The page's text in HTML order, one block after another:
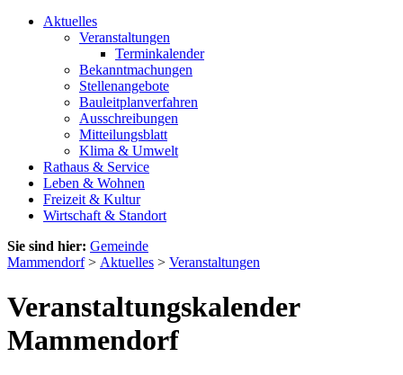
Aktuelles
Veranstaltungen
Terminkalender
Bekanntmachungen
Stellenangebote
Bauleitplanverfahren
Ausschreibungen
Mitteilungsblatt
Klima & Umwelt
Rathaus & Service
Leben & Wohnen
Freizeit & Kultur
Wirtschaft & Standort
Sie sind hier: Gemeinde
Mammendorf> Aktuelles > Veranstaltungen
Veranstaltungskalender
Mammendorf